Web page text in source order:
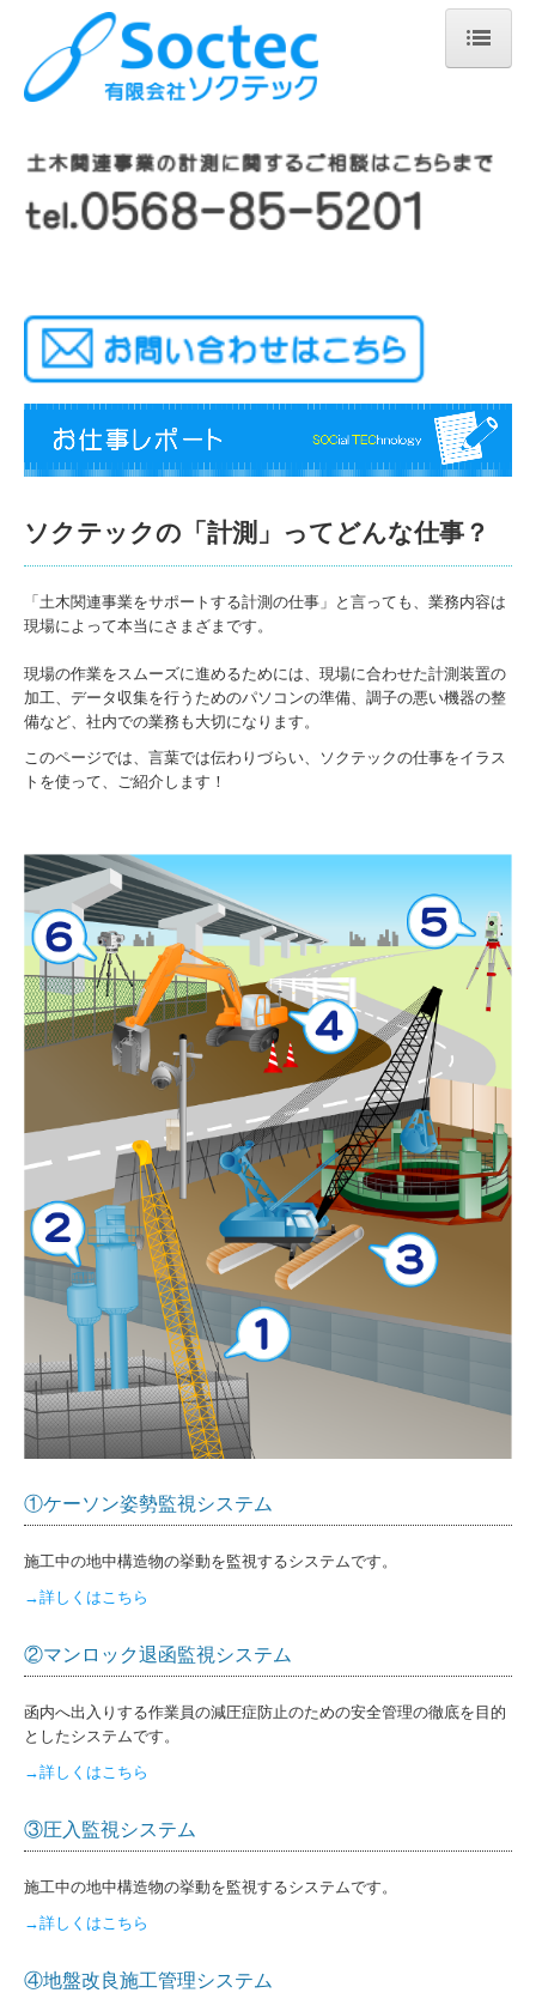
ホーム
業務案内
マンロック退函監視システム
地盤改良施工管理システム
死角領域監視システム
調査
注意喚起マップシステム
函内携帯型表示器
タッチdeアラーム
入退場管理システム
計測っておもしろい
ソクテック適正診断
お仕事レポート
トピックス
お問い合わせ
ソクテックのお仕事紹介
ソクテックの「計測」ってどんな仕事？
「土木関連事業をサポートする計測の仕事」と言っても、業務内容は
現場によって本当にさまざまです。
現場の作業をスムーズに進めるためには、現場に合わせた計測装置の
加工、データ収集を行うためのパソコンの準備、調子の悪い機器の整
備など、社内での業務も大切になります。
このページでは、言葉では伝わりづらい、ソクテックの仕事をイラス
トを使って、ご紹介します！
①ケーソン姿勢監視システム
施工中の地中構造物の挙動を監視するシステムです。
→詳しくはこちら
②マンロック退函監視システム
函内へ出入りする作業員の減圧症防止のための安全管理の徹底を目的
としたシステムです。
→詳しくはこちら
③圧入監視システム
施工中の地中構造物の挙動を監視するシステムです。
→詳しくはこちら
④地盤改良施工管理システム